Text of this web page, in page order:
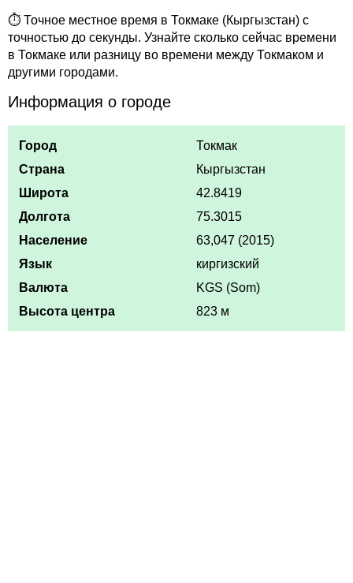
⏱ Точное местное время в Токмаке (Кыргызстан) с
точностью до секунды. Узнайте сколько сейчас времени
в Токмаке или разницу во времени между Токмаком и
другими городами.
Информация о городе
Город
Токмак
Страна
Кыргызстан
Широта
42.8419
Долгота
75.3015
Население
63,047 (2015)
Язык
киргизский
Валюта
KGS (Som)
Высота центра
823 м